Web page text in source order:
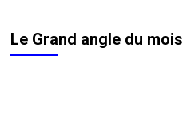
Le Grand angle du mois